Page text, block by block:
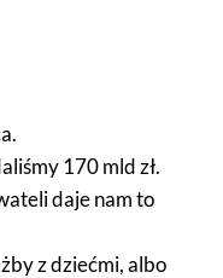
170 mld zł.
daje nam to
z dziećmi, albo